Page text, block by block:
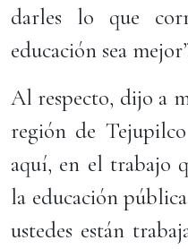
darles lo que
educación sea
Al respecto, dijo a
región de
aquí, en el trabajo
la educación
ustedes están